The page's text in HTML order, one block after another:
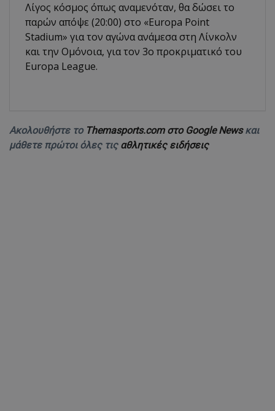
Λίγος κόσμος όπως αναμενόταν, θα δώσει το
παρών απόψε (20:00) στο «Europa Point
Stadium» για τον αγώνα ανάμεσα στη Λίνκολν
και την Ομόνοια, για τον 3ο προκριματικό του
Europa League.
Ακολουθήστε το Themasports.com στο Google Newsκαι
μάθετε πρώτοι όλες τις αθλητικές ειδήσεις